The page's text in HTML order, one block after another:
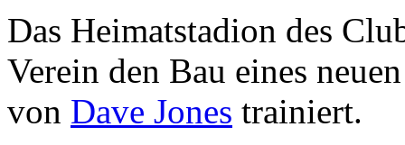
Das Heimatstadion des
Verein den Bau eines
von Dave Jones trainiert.